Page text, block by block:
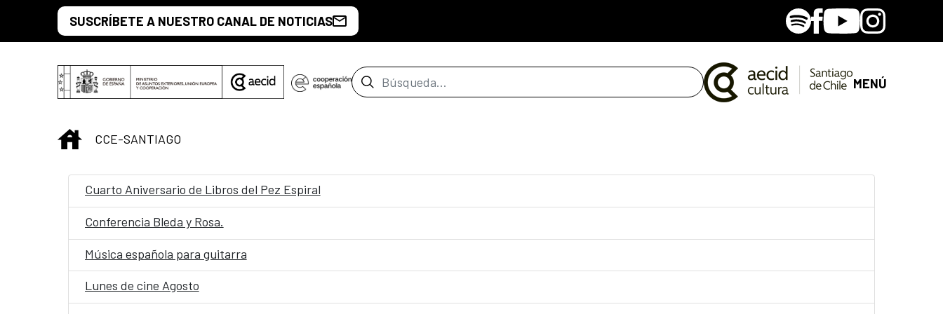
Saltar al contenido principal
SUSCRÍBETE A NUESTRO CANAL DE NOTICIAS SpotifyFacebook
YoutubeInstagram
Barra de búsqueda MENÚ
INICIO
CCE-SANTIAGO
Cuarto Aniversario de Libros del Pez Espiral
Conferencia Bleda y Rosa.
Música española para guitarra
Lunes de cine Agosto